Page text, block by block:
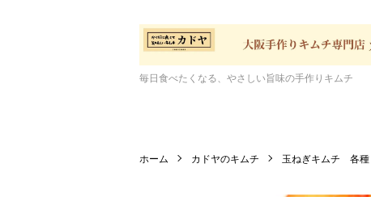
毎日食べたくなる、やさしい旨味の手作りキムチ
ホーム カドヤのキムチ 玉ねぎキムチ 各種